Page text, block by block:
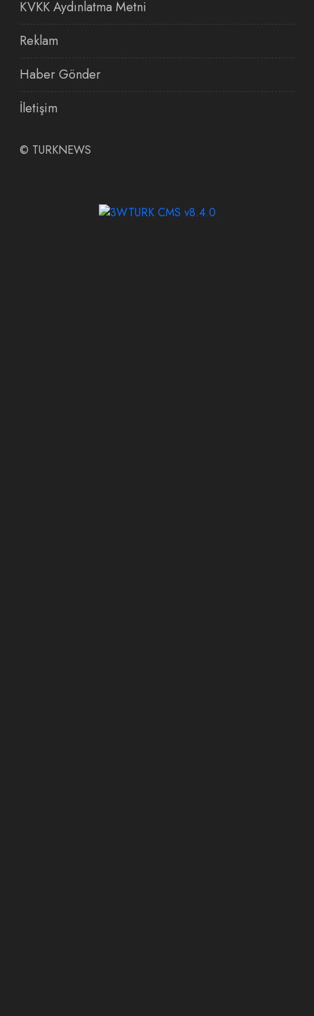
KVKK Aydınlatma Metni
Reklam
Haber Gönder
İletişim
© TURKNEWS